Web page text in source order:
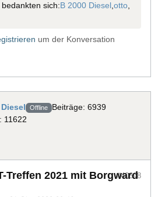
sich:B 2000 Diesel, otto,
um der Konversation
Offline Beiträge: 6939
11622
Treffen 2021 mit Borgward
#40698